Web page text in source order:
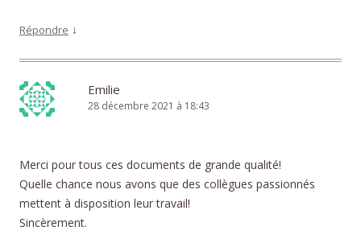
Répondre ↓
Emilie
28 décembre 2021 à 18:43
Merci pour tous ces documents de grande qualité!
Quelle chance nous avons que des collègues passionnés
mettent à disposition leur travail!
Sincèrement.